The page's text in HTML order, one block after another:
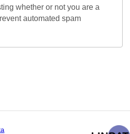
whether or not you are a
automated spam